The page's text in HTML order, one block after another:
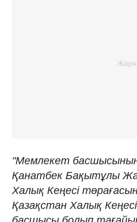
"Мемлекет
Қанатбек Бақытұлы
Халық Кеңесі
Қазақстан Халық